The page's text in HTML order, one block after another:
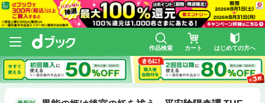
作品検索 カート はじめての方へ